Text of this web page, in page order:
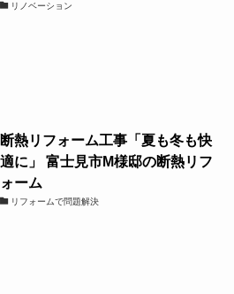
リノベーション
断熱リフォーム工事「夏も冬も快
適に」 富士見市M様邸の断熱リフ
ォーム
リフォームで問題解決